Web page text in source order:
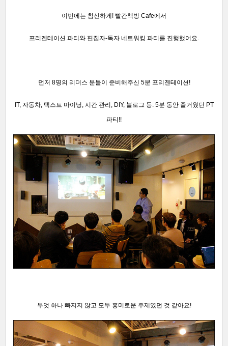
이번에는 참신하게! 빨간책방 Cafe에서
프리젠테이션 파티와 편집자-독자 네트워킹 파티를 진행했어요.
먼저 8명의 리더스 분들이 준비해주신 5분 프리젠테이션!
IT, 자동차, 텍스트 마이닝, 시간 관리, DIY, 블로그 등. 5분 동안 즐거웠던 PT
파티!!
무엇 하나 빠지지 않고 모두 흥미로운 주제였던 것 같아요!